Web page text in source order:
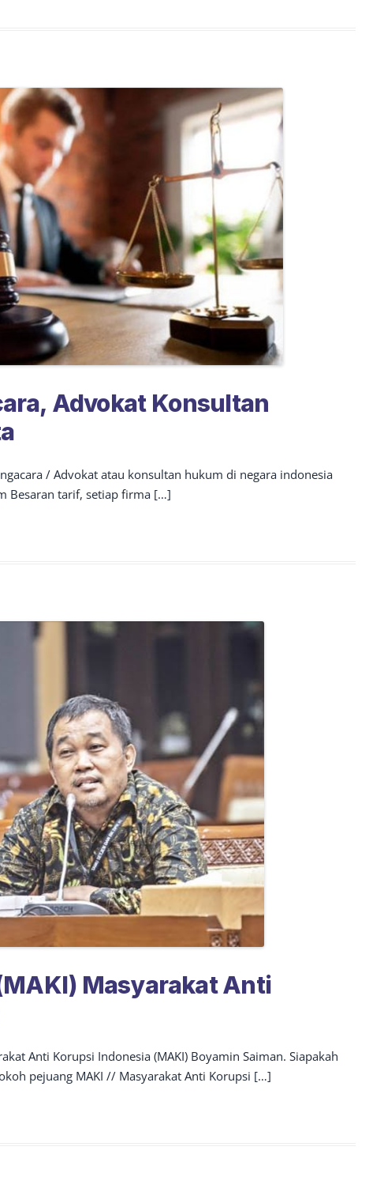
Advokat Konsultan
/ Advokat atau konsultan hukum di negara indonesia
Besaran tarif, setiap firma […]
Masyarakat Anti
Anti Korupsi Indonesia (MAKI) Boyamin Saiman. Siapakah
pejuang MAKI // Masyarakat Anti Korupsi […]